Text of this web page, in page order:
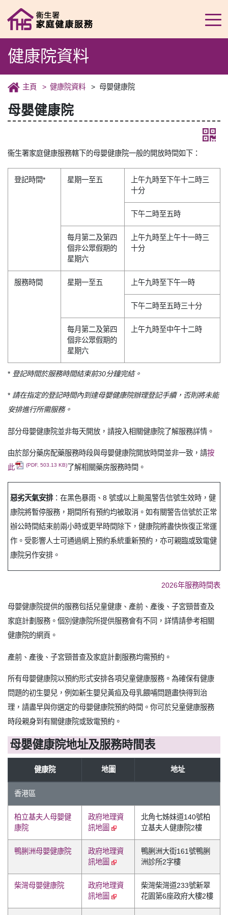
健康院資料
主頁 健康院資料 母嬰健康院
母嬰健康院
衞生署家庭健康服務轄下的母嬰健康院一般的開放時間如下：
登記時間* 星期一至五
上午九時至下午十二時三
十分
下午二時至五時
每月第二及第四
個非公眾假期的
星期六
上午九時至上午十一時三
十分
服務時間 星期一至五 上午九時至下午一時
下午二時至五時三十分
每月第二及第四
個非公眾假期的
星期六
上午九時至中午十二時
* 登記時間於服務時間結束前30分鐘完結。
* 請在指定的登記時間內到達母嬰健康院辦理登記手續，否則將未能
安排進行所需服務。
部分母嬰健康院並非每天開放，請按入相關健康院了解服務詳情。
由於部分藥房配藥服務時段與母嬰健康院開放時間並非一致，請按
此
(PDF, 503.13 KB) 了解相關藥房服務時間。
惡劣天氣安排：在黑色暴雨、8 號或以上颱風警告信號生效時，健
康院將暫停服務，期間所有預約均被取消。如有關警告信號於正常
辦公時間結束前兩小時或更早時間除下，健康院將盡快恢復正常運
作。受影響人士可通過網上預約系統重新預約，亦可親臨或致電健
康院另作安排。
2026年服務時間表
母嬰健康院提供的服務包括兒童健康、產前、產後、子宮頸普查及
家庭計劃服務。個別健康院所提供服務會有不同，詳情請參考相關
健康院的網頁。
產前、產後、子宮頸普查及家庭計劃服務均需預約。
所有母嬰健康院以預約形式安排各項兒童健康服務。為確保有健康
問題的初生嬰兒，例如新生嬰兒黃疸及母乳餵哺問題盡快得到治
理，請盡早與你選定的母嬰健康院預約時間。你可於兒童健康服務
時段親身到有關健康院或致電預約。
母嬰健康院地址及服務時間表
健康院 地圖 地址
香港區
柏立基夫人母嬰健
康院
政府地理資
訊地圖
北角七姊妹道140號柏
立基夫人健康院2樓
鴨脷洲母嬰健康院
政府地理資
訊地圖
鴨脷洲大街161號鴨脷
洲診所2字樓
柴灣母嬰健康院
政府地理資
訊地圖
柴灣柴灣道233號新翠
花園第6座政府大樓2樓